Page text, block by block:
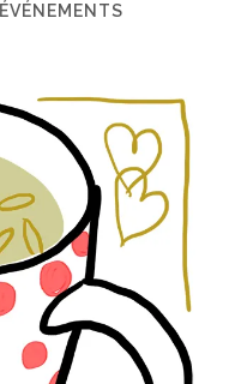
ÉVÉNEMENTS